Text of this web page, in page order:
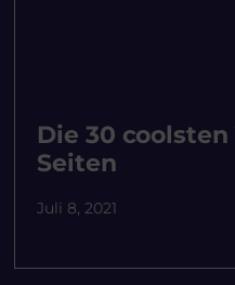
Die 30 coolsten
Seiten
Juli 8, 2021